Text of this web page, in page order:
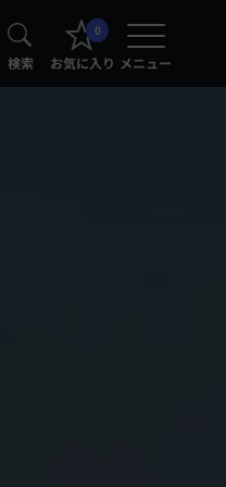
検索
0
お気に入り メニュー